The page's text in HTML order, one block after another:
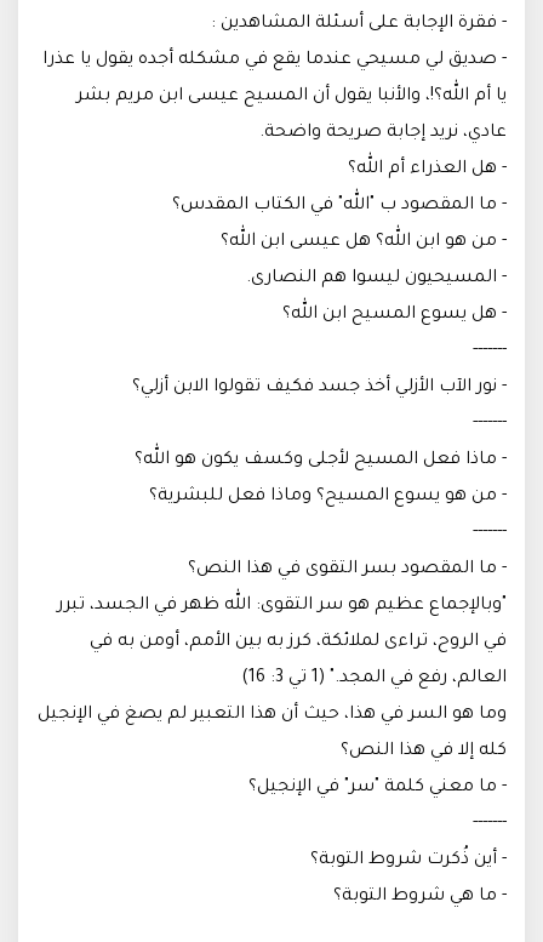
- فقرة الإجابة على أسئلة المشاهدين :
- صديق لي مسيحي عندما يقع في مشكله أجده يقول يا عذرا
يا أم الله؟!، والأنبا يقول أن المسيح عيسى ابن مريم بشر
عادي، نريد إجابة صريحة واضحة.
- هل العذراء أم الله؟
- ما المقصود ب "الله" في الكتاب المقدس؟
- من هو ابن الله؟ هل عيسى ابن الله؟
- المسيحيون ليسوا هم النصارى.
- هل يسوع المسيح ابن الله؟
-------
- نور الآب الأزلي أخذ جسد فكيف تقولوا الابن أزلي؟
-------
- ماذا فعل المسيح لأجلى وكسف يكون هو الله؟
- من هو يسوع المسيح؟ وماذا فعل للبشرية؟
-------
- ما المقصود بسر التقوى في هذا النص؟
"وبالإجماع عظيم هو سر التقوى: الله ظهر في الجسد، تبرر
في الروح، تراءى لملائكة، كرز به بين الأمم، أومن به في
العالم، رفع في المجد." (1 تي 3: 16)
وما هو السر في هذا، حيث أن هذا التعبير لم يصغ في الإنجيل
كله إلا في هذا النص؟
- ما معني كلمة "سر" في الإنجيل؟
-------
- أين ذُكرت شروط التوبة؟
- ما هي شروط التوبة؟